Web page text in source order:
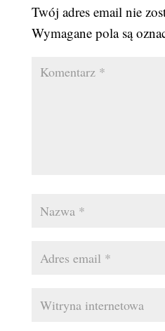
Twój adres email nie
Wymagane pola są